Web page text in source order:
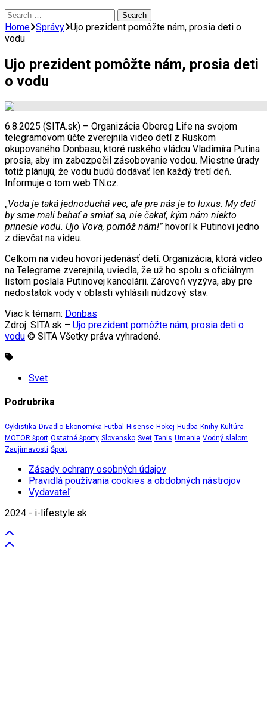
Search
for:
Home Správy Ujo prezident pomôžte nám, prosia deti o
vodu
Ujo prezident pomôžte nám, prosia deti
o vodu
6.8.2025 (SITA.sk) – Organizácia Obereg Life na svojom
telegramovom účte zverejnila video detí z Ruskom
okupovaného Donbasu, ktoré ruského vládcu Vladimíra Putina
prosia, aby im zabezpečil zásobovanie vodou. Miestne úrady
totiž plánujú, že vodu budú dodávať len každý tretí deň.
Informuje o tom web TN.cz.
„Voda je taká jednoduchá vec, ale pre nás je to luxus. My deti
by sme mali behať a smiať sa, nie čakať, kým nám niekto
prinesie vodu. Ujo Vova, pomôž nám!”hovorí k Putinovi jedno
z dievčat na videu.
Celkom na videu hovorí jedenásť detí. Organizácia, ktorá video
na Telegrame zverejnila, uviedla, že už ho spolu s oficiálnym
listom poslala Putinovej kancelárii. Zároveň vyzýva, aby pre
nedostatok vody v oblasti vyhlásili núdzový stav.
Viac k témam: Donbas
Zdroj: SITA.sk – Ujo prezident pomôžte nám, prosia deti o
vodu © SITA Všetky práva vyhradené.
Svet
Podrubrika
Cyklistika Divadlo Ekonomika Futbal Hisense Hokej Hudba Knihy Kultúra
MOTOR šport Ostatné športy Slovensko Svet Tenis Umenie Vodný slalom
Zaujímavosti Šport
Zásady ochrany osobných údajov
Pravidlá používania cookies a obdobných nástrojov
Vydavateľ
2024 - i-lifestyle.sk